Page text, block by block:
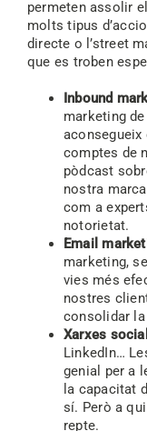
permeten assolir
molts tipus
directe o l’street
que es troben
Inbound
marketing
comptes de
pòdcast
nostra
com a
notorietat.
Email
marketing,
vies més
nostres
consolidar
Xarxes
LinkedIn…
genial per a
la capacitat
sí. Però a
repte.